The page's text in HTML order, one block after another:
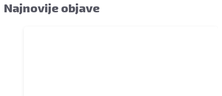
Najnovije objave